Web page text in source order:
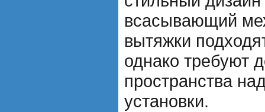
всасывающий
вытяжки
однако требуют
пространства
установки.